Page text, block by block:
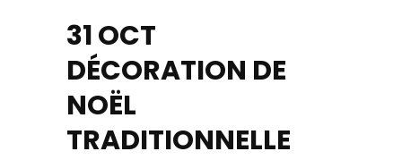
31 OCT
DÉCORATION DE
NOËL
TRADITIONNELLE